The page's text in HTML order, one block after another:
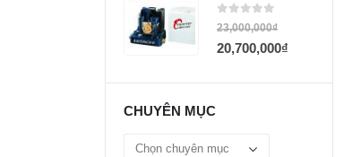
0out of 5
23,000,000₫
20,700,000₫
CHUYÊN MỤC
Chuyên